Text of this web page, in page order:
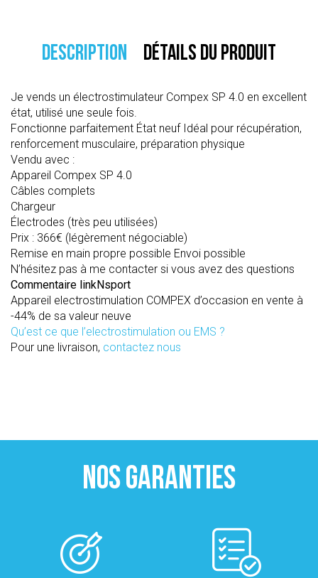
DESCRIPTION DÉTAILS DU PRODUIT
Je vends un électrostimulateur Compex SP 4.0 en excellent
état, utilisé une seule fois.
Fonctionne parfaitement État neuf Idéal pour récupération,
renforcement musculaire, préparation physique
Vendu avec :
Appareil Compex SP 4.0
Câbles complets
Chargeur
Électrodes (très peu utilisées)
Prix : 366€ (légèrement négociable)
Remise en main propre possible Envoi possible
N’hésitez pas à me contacter si vous avez des questions
Commentaire linkNsport
Appareil electrostimulation COMPEX d’occasion en vente à
-44% de sa valeur neuve
Qu’est ce que l’electrostimulation ou EMS ?
Pour une livraison, contactez nous
NOS GARANTIES